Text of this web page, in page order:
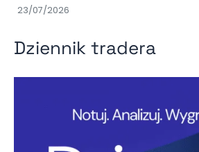
23/07/2026
Dziennik tradera